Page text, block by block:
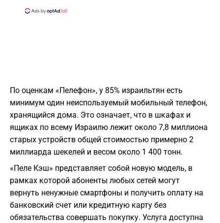
По оценкам «Пелефон», у 85% израильтян есть
минимум один неиспользуемый мобильный телефон,
хранящийся дома. Это означает, что в шкафах и
ящиках по всему Израилю лежит около 7,8 миллиона
старых устройств общей стоимостью примерно 2
миллиарда шекелей и весом около 1 400 тонн.
«Пеле Кэш» представляет собой новую модель, в
рамках которой абоненты любых сетей могут
вернуть ненужные смартфоны и получить оплату на
банковский счет или кредитную карту без
обязательства совершать покупку. Услуга доступна